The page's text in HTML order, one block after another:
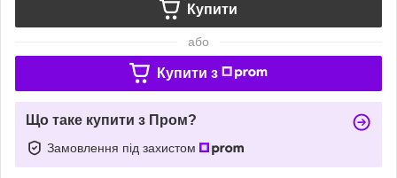
Купити
або
Купити з
Що таке купити з Пром?
Замовлення під захистом